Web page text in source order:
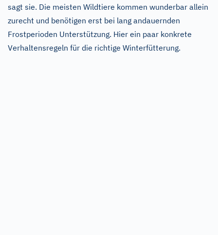
sagt sie. Die meisten Wildtiere kommen wunderbar allein
zurecht und benötigen erst bei lang andauernden
Frostperioden Unterstützung. Hier ein paar konkrete
Verhaltensregeln für die richtige Winterfütterung.